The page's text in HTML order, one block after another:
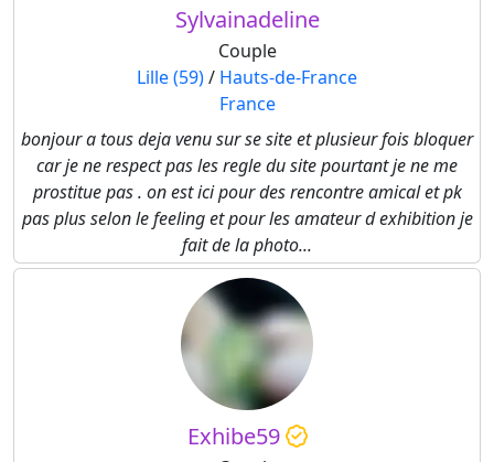
Sylvainadeline
Couple
Lille (59)/ Hauts-de-France
France
bonjour a tous deja venu sur se site et plusieur fois bloquer
car je ne respect pas les regle du site pourtant je ne me
prostitue pas . on est ici pour des rencontre amical et pk
pas plus selon le feeling et pour les amateur d exhibition je
fait de la photo...
Exhibe59